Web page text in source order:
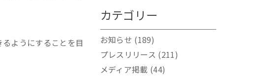
ようにすることを目
カテゴリー
お知らせ (189)
プレスリリース (211)
メディア掲載 (44)